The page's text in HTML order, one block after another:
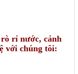
rỉ nước, cảnh
với chúng tôi: